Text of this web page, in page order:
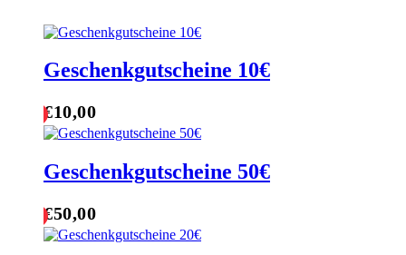
Geschenkgutscheine 10€
€10,00
Geschenkgutscheine 50€
€50,00